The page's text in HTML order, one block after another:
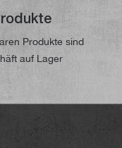
Produkte sind
auf Lager